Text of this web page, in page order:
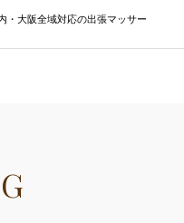
・大阪全域対応の出張マッサー